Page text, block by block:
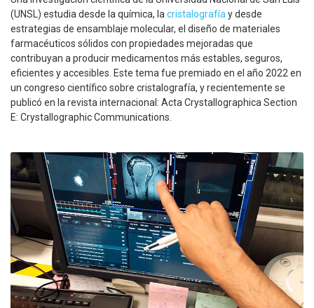
(UNSL) estudia desde la química, lacristalografíay desde
estrategias de ensamblaje molecular, el diseño de materiales
farmacéuticos sólidos con propiedades mejoradas que
contribuyan a producir medicamentos más estables, seguros,
eficientes y accesibles. Este tema fue premiado en el año 2022 en
un congreso científico sobre cristalografía, y recientemente se
publicó en la revista internacional: Acta Crystallographica Section
E: Crystallographic Communications.